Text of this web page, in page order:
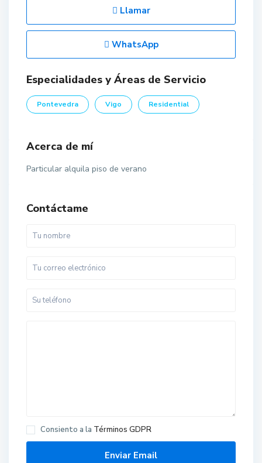
Llamar
WhatsApp
Especialidades y Áreas de Servicio
Pontevedra Vigo Residential
Acerca de mí
Particular alquila piso de verano
Contáctame
Consiento a la Términos GDPR